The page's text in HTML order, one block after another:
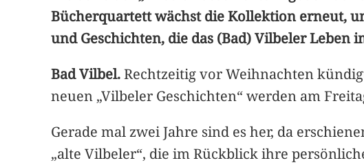
Bücherquartett wächst die Kollektion erneut,
und Geschichten, die das (Bad) Vilbeler Leben
Bad Vilbel.Rechtzeitig vor Weihnachten
neuen „Vilbeler Geschichten“ werden am
Gerade mal zwei Jahre sind es her, da
„alte Vilbeler“, die im Rückblick ihre